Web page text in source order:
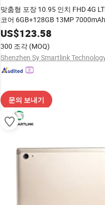
맞춤형 포장 10.95 인치 FHD 4G
코어 6GB+128GB 13MP 7000mAh
7.6mm 안드로이드 패드 소매 POS
플레이
US$123.58
300 조각 (MOQ)
문의 보내기